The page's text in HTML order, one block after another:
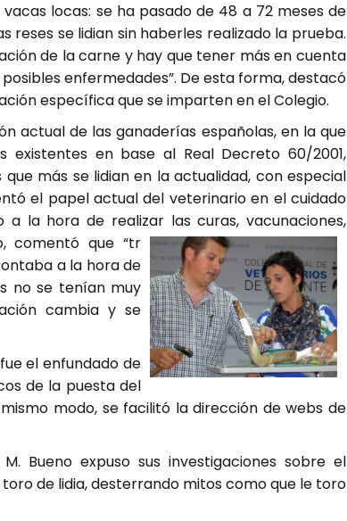
locas: se ha pasado de 48 a 72 meses de
reses se lidian sin haberles realizado la prueba.
de la carne y hay que tener más en cuenta
enfermedades”. De esta forma, destacó
específica que se imparten en el Colegio.
actual de las ganaderías españolas, en la que
en base al Real Decreto 60/2001,
más se lidian en la actualidad, con especial
el papel actual del veterinario en el cuidado
la hora de realizar las curas, vacunaciones,
comentó que “tr
a la hora de
no se tenían muy
cambia y se
el enfundado de
de la puesta del
modo, se facilitó la dirección de webs de
Bueno expuso sus investigaciones sobre el
de lidia, desterrando mitos como que le toro